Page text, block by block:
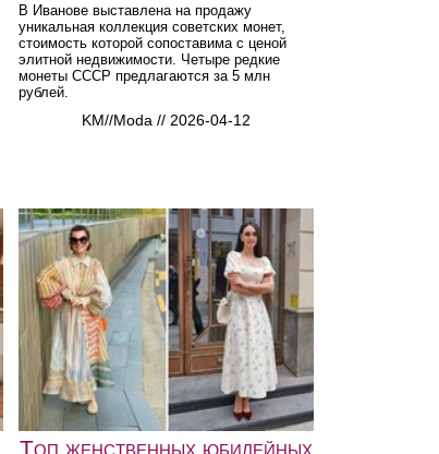
В Иванове выставлена на продажу
уникальная коллекция советских монет,
стоимость которой сопоставима с ценой
элитной недвижимости. Четыре редкие
монеты СССР предлагаются за 5 млн
рублей.
KM//Moda // 2026-04-12
Топ женственных юбилейных